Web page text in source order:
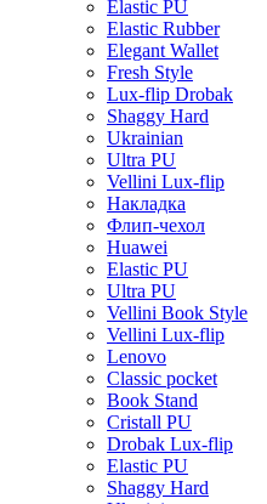
Elastic PU
Elastic Rubber
Elegant Wallet
Fresh Style
Lux-flip Drobak
Shaggy Hard
Ukrainian
Ultra PU
Vellini Lux-flip
Накладка
Флип-чехол
Huawei
Elastic PU
Ultra PU
Vellini Book Style
Vellini Lux-flip
Lenovo
Classic pocket
Book Stand
Cristall PU
Drobak Lux-flip
Elastic PU
Shaggy Hard